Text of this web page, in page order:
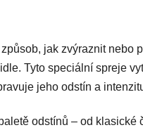
l
á
d
c
jak zvýraznit nebo
Tyto speciální spreje
jeho odstín a
odstínů – od klasické